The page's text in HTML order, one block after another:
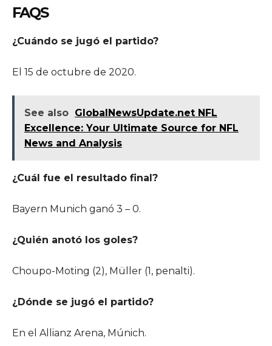
FAQS
¿Cuándo se jugó el partido?
El 15 de octubre de 2020.
See also GlobalNewsUpdate.net NFL
Excellence: Your Ultimate Source for NFL
News and Analysis
¿Cuál fue el resultado final?
Bayern Munich ganó 3 – 0.
¿Quién anotó los goles?
Choupo-Moting (2), Müller (1, penalti).
¿Dónde se jugó el partido?
En el Allianz Arena, Múnich.